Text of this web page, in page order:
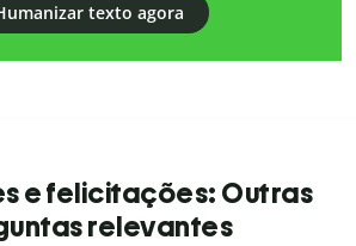
texto agora
e felicitações: Outras
relevantes